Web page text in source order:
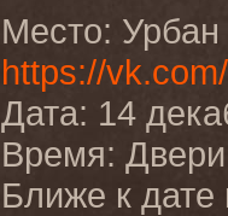
Место:
https://
Дата: 14
Время:
Ближе к дате